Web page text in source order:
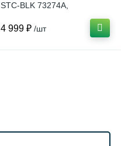
STC-BLK 73274A,
4 999 ₽ /шт